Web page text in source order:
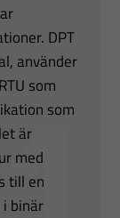
DPT
använder
som
som
är
med
till en
binär